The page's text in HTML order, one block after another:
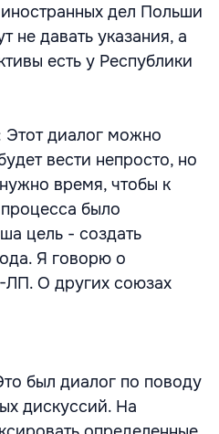
дел Польши
не давать указания, а
есть у Республики
Этот диалог можно
вести непросто, но
время, чтобы к
было
цель - создать
Я говорю о
О других союзах
был диалог по поводу
дискуссий. На